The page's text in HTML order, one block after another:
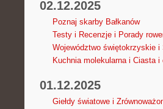
02.12.2025
Poznaj skarby Bałkanów
Testy i Recenzje i Porady
Województwo świętokrzyskie i
Kuchnia molekularna i Ciasta i
01.12.2025
Giełdy światowe i